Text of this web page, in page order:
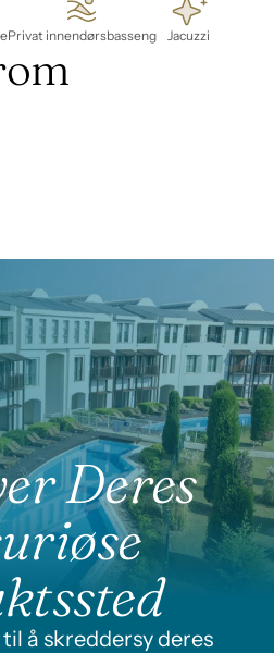
Privat innendørsbasseng Jacuzzi
Deres
å skreddersy deres